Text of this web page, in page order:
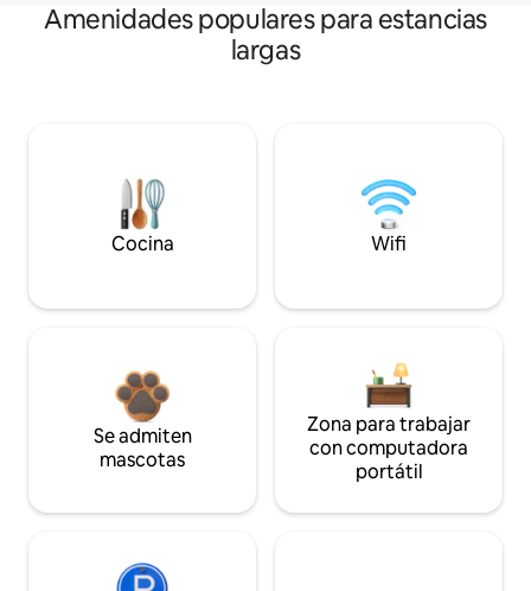
Amenidades populares para estancias
largas
Cocina Wifi
Se admiten
mascotas
Zona para trabajar
con computadora
portátil